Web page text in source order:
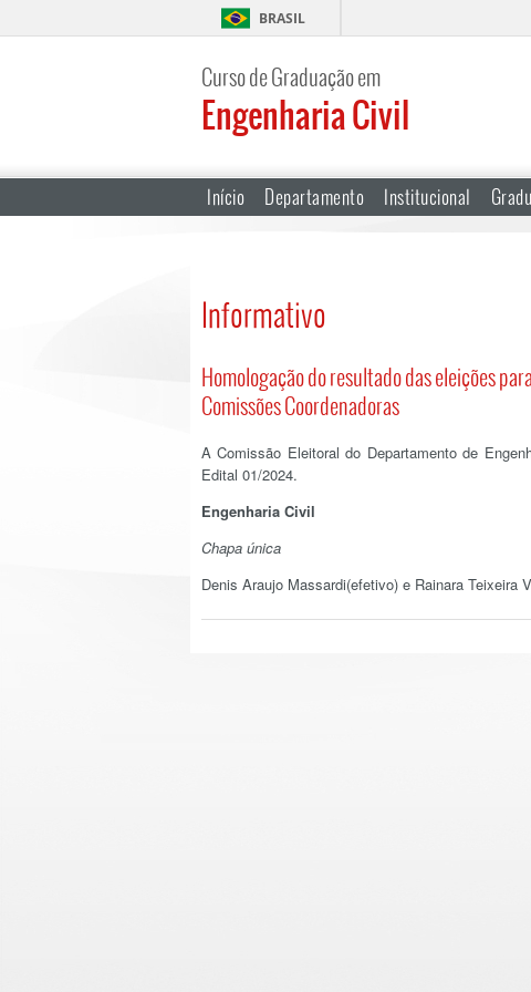
BRASIL
Curso de Graduação em
Engenharia Civil
Início Departamento Institucional
Informativo
Homologação do resultado das eleições
Comissões Coordenadoras
A Comissão Eleitoral do Departamento de
Edital 01/2024.
Engenharia Civil
Chapa única
Denis Araujo Massardi(efetivo) e Rainara Teixeira